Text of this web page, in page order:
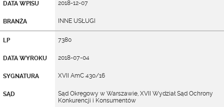
DATA WPISU 2018-12-07
BRANŻA INNE USŁUGI
LP 7380
DATA WYROKU 2018-07-04
SYGNATURA XVII AmC 430/16
SĄD
Sąd Okręgowy w Warszawie, XVII Wydział Sąd Ochrony
Konkurencji i Konsumentów